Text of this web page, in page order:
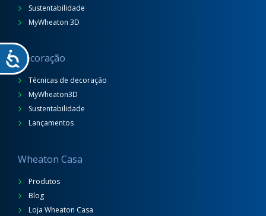
Sustentabilidade
MyWheaton 3D
Decoração
Técnicas de decoração
MyWheaton3D
Sustentabilidade
Lançamentos
Wheaton Casa
Produtos
Blog
Loja Wheaton Casa